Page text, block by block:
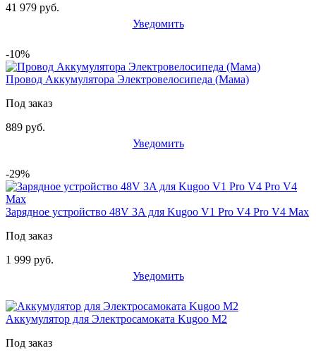
41 979 руб.
Уведомить
-10%
Провод Аккумулятора Электровелосипеда (Мама)
Под заказ
889 руб.
Уведомить
-29%
Зарядное устройство 48V 3A для Kugoo V1 Pro V4 Pro V4 Max
Под заказ
1 999 руб.
Уведомить
Аккумулятор для Электросамоката Kugoo M2
Под заказ